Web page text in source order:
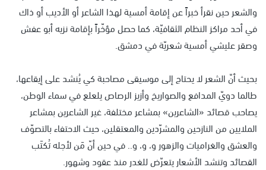
والشعر حين نقرأ خبراً عن إقامة أمسية لهذا الشاعر أو الأديب أو ذاك
في أحد مراكز النظام الثقافيّة، كما حصل مؤخّراً بإقامة نزيه أبو عفش
وصقر عليشي أمسية شعريّة في دمشق.
بحيث أنّ الشعر لا يحتاج إلى موسيقى مصاحبة كي يُنشد على إيقاعها،
طالما دويّ المدافع والصواريخ وأزيز الرصاص يلعلع في سماء الوطن،
يصاحب قصائد «الشاعرين» بمشاعر مختلفة، غير الشاعرين بمشاعر
الملايين من النازحين والمشرّدين والمعتقلين، حيث الاحتفاء بالتصوّف
والعشق والغراميات والزهور و، و، و.. في حين أنّ مَن لأجله تُكتَب
القصائد وتنشد الأشعار يتعرّض للغدر منذ عقود وشهور.